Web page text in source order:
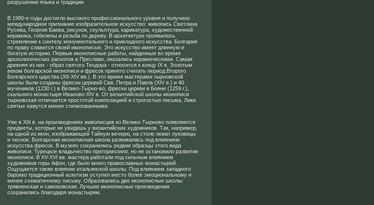
разрушению языка и традиции.
В 1980-е годы достигло высокого профессионального уровня и получило
международное признание изобразительное искусство: живопись Светлина
Русева, Георгия Баева, рисунок, скульптура, карикатура, художественной
керамика, гобелены и резьба по дереву. В архитектуре проявилось
стремление к синтезу монументального и прикладного искусства. Болгария
по праву славится своей иконописью. Это искусство имеет длинную и
богатую историю. Первые иконописные работы, найденные во время
археологических раскопок в Преславе, оказались керамическими. Самая
древняя из них - образ святого Теодора - относится к концу IX в. Золотым
веком болгарской иконописи и фресок принято считать период Второго
Болгарского царства (XII-XIV вв.). В это время мастерами тырновской
школы были созданы фрески церквей Свв. Петра и Павла (XIV в.) и 40
мучеников (1230 г.) в Велико-Тырно-во, фрески церкви в Бояне (1259 г.),
скального монастыря Иваново XIV в. От византийской школы иконописи
тырновская отличается простотой композицией и строгостью письма. Лики
святых кажутся менее стилизованными.
Уже в XIII в. на произведениях живописцев из Велико-Тырново появляются
предметы, которые не увидишь у византийских художников. Так, например,
на одной из икон, изображающей Тайную вечерю, на столе лежат луковицы
и чеснок. Болгарская иконописная школа развивалась под влиянием
искусства фресок. В музеях сохранились редкие образцы этого вида
живописи. Турецкое владычество притормозило, но не остановило развитие
иконописи. В XV-XVI вв. мастера работали под сильным влиянием
художников горы Афон, где было много православных монастырей.
Ощущается также влияние итальянской школы. Под влиянием западного
барокко традиционный аскетизм уступил место более эмоциональному и
менее схематичному письму. Образовались две иконописные школы:
трявненская и самоковская. Лучшие иконописные произведения
сохранились благодаря монастырям.